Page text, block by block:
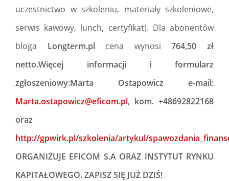
uczestnictwo w szkoleniu, materiały szkoleniowe,
serwis kawowy, lunch, certyfikat). Dla abonentów
bloga Longterm.plcena wynosi764,50 zł
netto.Więcej informacji i formularz
zgłoszeniowy:Marta Ostapowicz e-mail:
Marta.ostapowicz@eficom.pl, kom. +48692822168
oraz
http://gpwirk.pl/szkolenia/artykul/
ORGANIZUJE EFICOM S.A ORAZ INSTYTUT RYNKU
KAPITAŁOWEGO. ZAPISZ SIĘ JUŻ DZIŚ!